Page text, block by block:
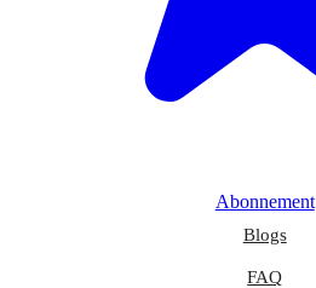
Abonnement
Blogs
FAQ